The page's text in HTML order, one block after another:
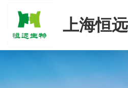
上海恒